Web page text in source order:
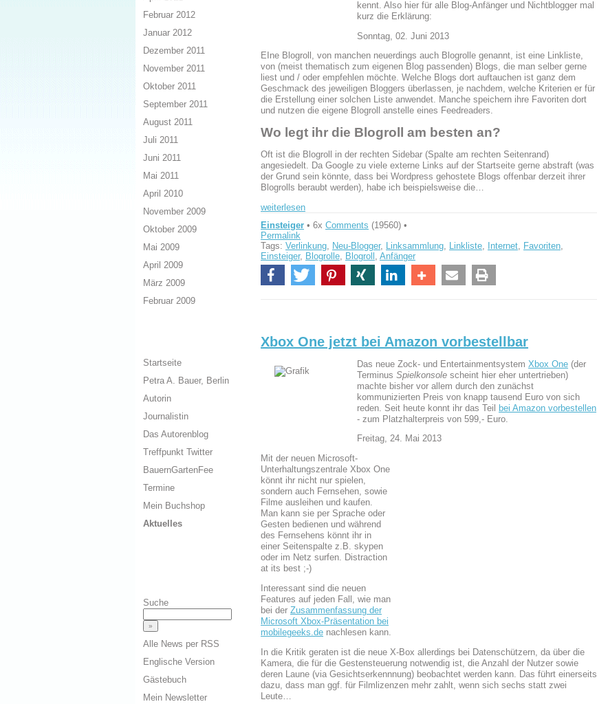
kennt. Also hier für alle Blog-Anfänger und Nichtblogger mal
kurz die Erklärung:
Sonntag, 02. Juni 2013
EIne Blogroll, von manchen neuerdings auch Blogrolle genannt, ist eine Linkliste,
von (meist thematisch zum eigenen Blog passenden) Blogs, die man selber gerne
liest und / oder empfehlen möchte. Welche Blogs dort auftauchen ist ganz dem
Geschmack des jeweiligen Bloggers überlassen, je nachdem, welche Kriterien er für
die Erstellung einer solchen Liste anwendet. Manche speichern ihre Favoriten dort
und nutzen die eigene Blogroll anstelle eines Feedreaders.
Wo legt ihr die Blogroll am besten an?
Oft ist die Blogroll in der rechten Sidebar (Spalte am rechten Seitenrand)
angesiedelt. Da Google zu viele externe Links auf der Startseite gerne abstraft (was
der Grund sein könnte, dass bei Wordpress gehostete Blogs offenbar derzeit ihrer
Blogrolls beraubt werden), habe ich beispielsweise die…
weiterlesen
Einsteiger • 6x Comments (19560) •
Permalink
Tags: Verlinkung Neu-Blogger, Linksammlung Linkliste Internet Favoriten
Einsteiger, Blogrolle Blogroll Anfänger
Xbox One jetzt bei Amazon vorbestellbar
Das neue Zock- und Entertainmentsystem Xbox One (der
Terminus Spielkonsole scheint hier eher untertrieben)
machte bisher vor allem durch den zunächst
kommunizierten Preis von knapp tausend Euro von sich
reden. Seit heute konnt ihr das Teil bei Amazon vorbestellen
- zum Platzhalterpreis von 599,- Euro.
Freitag, 24. Mai 2013
Mit der neuen Microsoft-
Unterhaltungszentrale Xbox One
könnt ihr nicht nur spielen,
sondern auch Fernsehen, sowie
Filme ausleihen und kaufen.
Man kann sie per Sprache oder
Gesten bedienen und während
des Fernsehens könnt ihr in
einer Seitenspalte z.B. skypen
oder im Netz surfen. Distraction
at its best ;-)
Interessant sind die neuen
Features auf jeden Fall, wie man
bei der Zusammenfassung der
Microsoft Xbox-Präsentation bei
mobilegeeks.de nachlesen kann.
In die Kritik geraten ist die neue X-Box allerdings bei Datenschützern, da über die
Kamera, die für die Gestensteuerung notwendig ist, die Anzahl der Nutzer sowie
deren Laune (via Gesichtserkennnung) beobachtet werden kann. Das führt einerseits
dazu, dass man ggf. für Filmlizenzen mehr zahlt, wenn sich sechs statt zwei
Leute…
Februar 2012
Januar 2012
Dezember 2011
November 2011
Oktober 2011
September 2011
August 2011
Juli 2011
Juni 2011
Mai 2011
April 2010
November 2009
Oktober 2009
Mai 2009
April 2009
März 2009
Februar 2009
Startseite
Petra A. Bauer, Berlin
Autorin
Journalistin
Das Autorenblog
Treffpunkt Twitter
BauernGartenFee
Termine
Mein Buchshop
Aktuelles
Suche
Alle News per RSS
Englische Version
Gästebuch
Mein Newsletter